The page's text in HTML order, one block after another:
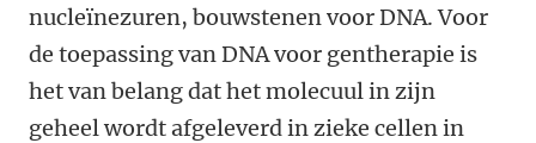
nucleïnezuren, bouwstenen voor DNA. Voor
de toepassing van DNA voor gentherapie is
het van belang dat het molecuul in zijn
geheel wordt afgeleverd in zieke cellen in